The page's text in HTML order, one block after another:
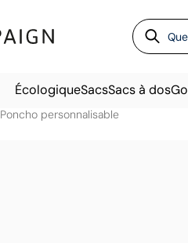
ÉcologiqueSacsSacs à dos
Poncho personnalisable